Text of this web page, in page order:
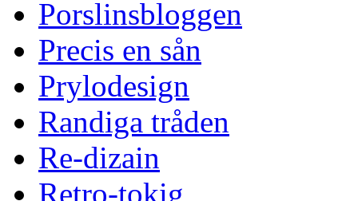
Porslinsbloggen
Precis en sån
Prylodesign
Randiga tråden
Re-dizain
Retro-tokig